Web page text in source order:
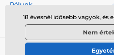
Rólunk
© 2026 www.deeplove.hu ⦁
18 évesnél idősebb vagyok, és
Nem